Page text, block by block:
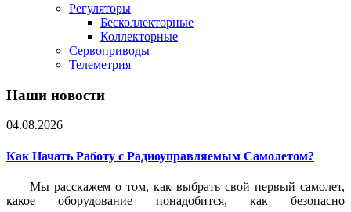
Регуляторы
Бесколлекторные
Коллекторные
Сервоприводы
Телеметрия
Наши новости
04.08.2026
Как Начать Работу с Радиоуправляемым Самолетом?
Мы расскажем о том, как выбрать свой первый самолет,
какое оборудование понадобится, как безопасно